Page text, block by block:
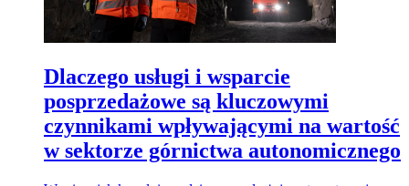
Dlaczego usługi i wsparcie
posprzedażowe są kluczowymi
czynnikami wpływającymi na wartość
w sektorze górnictwa autonomicznego